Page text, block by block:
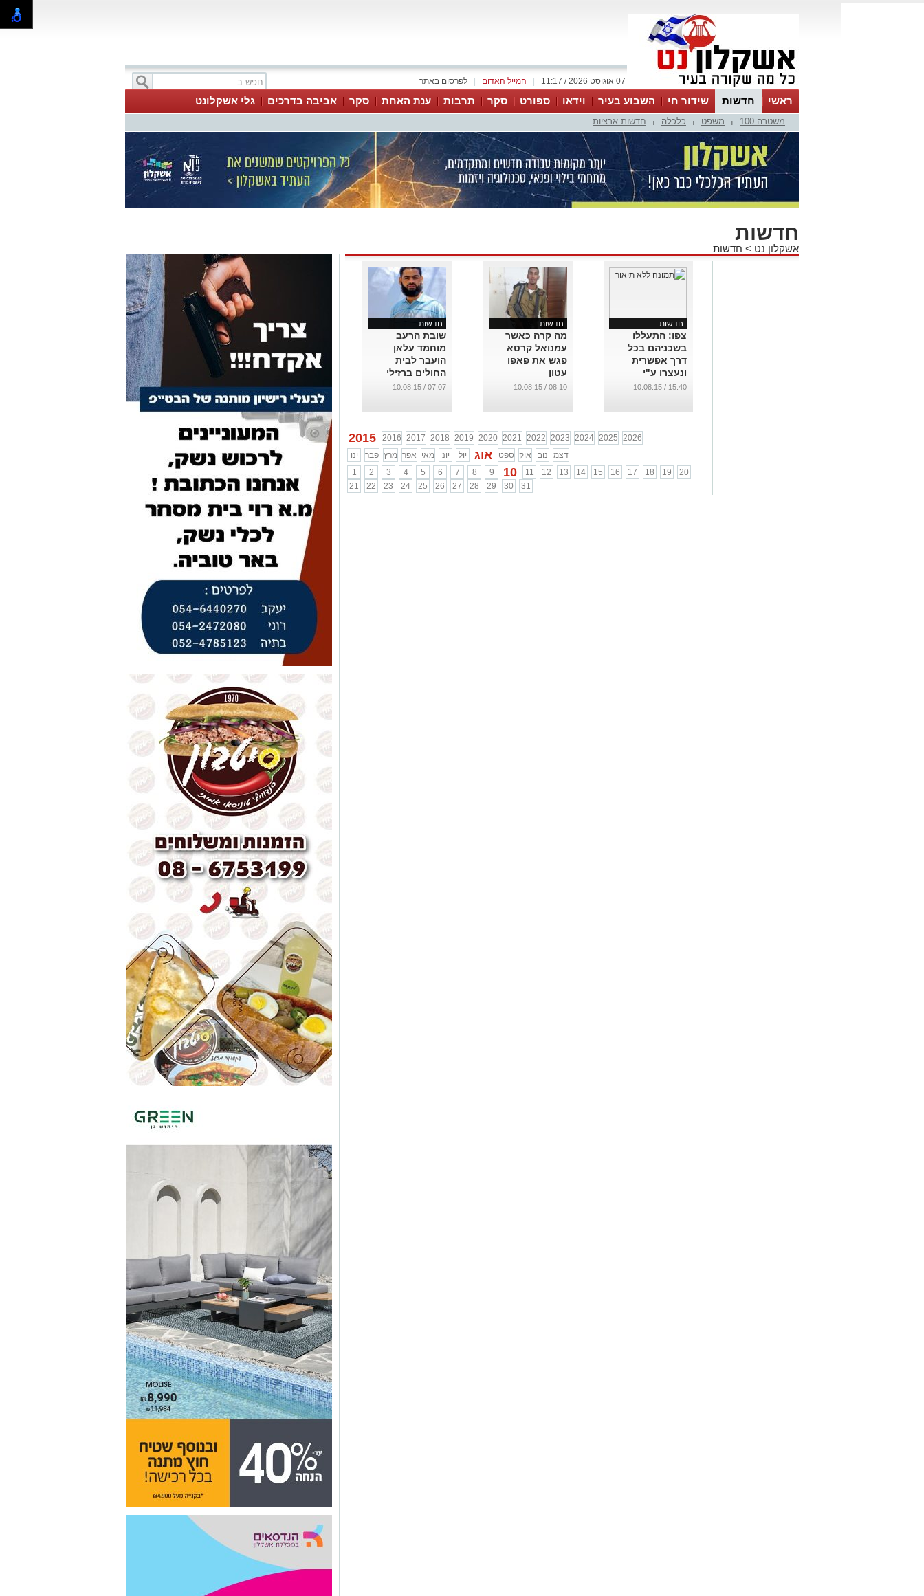
לפרסום באתר המייל האדום 07 אוגוסט 2026 / 11:17
ראשי חדשות שידור חי השבוע בעיר וידאו ספורט סקר תרבות ענת האחת סקר אביבה בדרכים גלי אשקלונט
משטרה 100 משפט כלכלה חדשות ארציות
חדשות
אשקלון נט > חדשות
חדשות
צפו: התעללו
בשכניהם בכל
דרך אפשרית
ונעצרו ע"י
השוטרים
15:40 / 10.08.15
חדשות
מה קרה כאשר
עמנואל קרטא
פגש את פאפו
עטון
...
08:10 / 10.08.15
חדשות
שובת הרעב
מוחמד עלאן
הועבר לבית
החולים ברזילי
...
07:07 / 10.08.15
2015 2016 2017 2018 2019 2020 2021 2022 2023 2024 2025 2026
ינו
פבר מרץ אפר מאי יונ יול אוג ספט אוק נוב
דצמ
1
2 3 4 5 6 7 8 9 10 11 12 13 14 15 16 17 18 19
20
21
22 23 24 25 26 27 28 29 30 31